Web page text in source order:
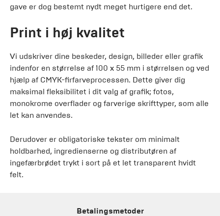
gave er dog bestemt nydt meget hurtigere end det.
Print i høj kvalitet
Vi udskriver dine beskeder, design, billeder eller grafik
indenfor en størrelse af 100 x 55 mm i størrelsen og ved
hjælp af CMYK-firfarveprocessen. Dette giver dig
maksimal fleksibilitet i dit valg af grafik; fotos,
monokrome overflader og farverige skrifttyper, som alle
let kan anvendes.
Derudover er obligatoriske tekster om minimalt
holdbarhed, ingredienserne og distributøren af ​​
ingefærbrødet trykt i sort på et let transparent hvidt
felt.
Betalingsmetoder